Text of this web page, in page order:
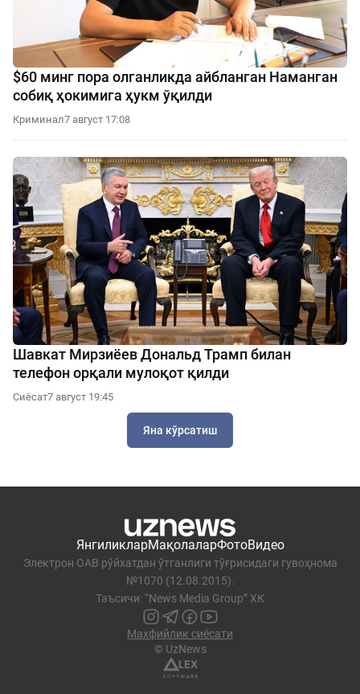
$60 минг пора олганликда айбланган Наманган
собиқ ҳокимига ҳукм ўқилди
Криминал7 август 17:08
Шавкат Мирзиёев Дональд Трамп билан
телефон орқали мулоқот қилди
Сиёсат7 август 19:45
Яна кўрсатиш
ЯнгиликларМақолаларФотоВидео
Электрон ОАВ рўйхатдан ўтганлиги тўғрисидаги гувоҳнома
№1070 (12.08.2015).
Таъсичи: “News Media Group” ХК
Махфийлик сиёсати
© UzNews